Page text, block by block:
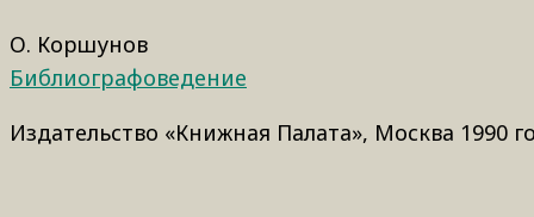
О. Коршунов
Библиографоведение
Издательство «Книжная Палата», Москва 1990